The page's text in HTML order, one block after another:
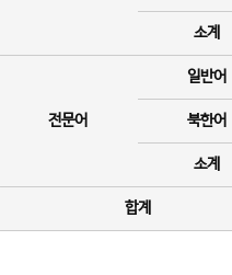
소계
전문어
일반어
북한어
소계
합계